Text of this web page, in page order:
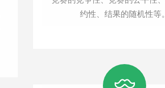
约性、结果的随机性等。